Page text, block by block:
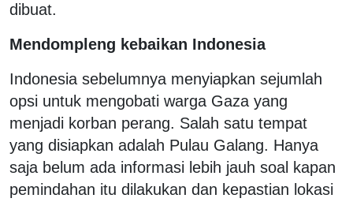
dibuat.
Mendompleng kebaikan Indonesia
Indonesia sebelumnya menyiapkan sejumlah
opsi untuk mengobati warga Gaza yang
menjadi korban perang. Salah satu tempat
yang disiapkan adalah Pulau Galang. Hanya
saja belum ada informasi lebih jauh soal kapan
pemindahan itu dilakukan dan kepastian lokasi